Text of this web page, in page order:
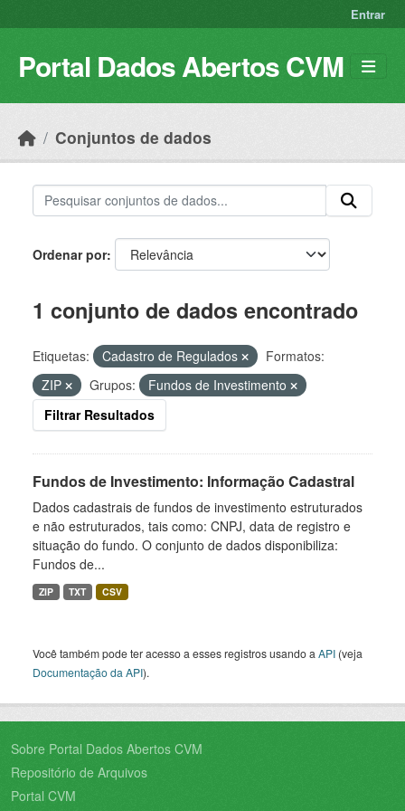
Entrar
Portal Dados Abertos CVM
Conjuntos de dados
Ordenar por
1 conjunto de dados encontrado
Etiquetas: Cadastro de Regulados
Formatos:
ZIP
Grupos:
Fundos de Investimento
Filtrar Resultados
Fundos de Investimento: Informação Cadastral
Dados cadastrais de fundos de investimento estruturados
e não estruturados, tais como: CNPJ, data de registro e
situação do fundo. O conjunto de dados disponibiliza:
Fundos de...
ZIP TXT CSV
Você também pode ter acesso a esses registros usando a API (veja
Documentação da API).
Sobre Portal Dados Abertos CVM
Repositório de Arquivos
Portal CVM